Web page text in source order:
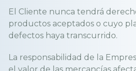
El Cliente nunca tendrá
productos aceptados o cuyo
defectos haya transcurrido.
La responsabilidad de la